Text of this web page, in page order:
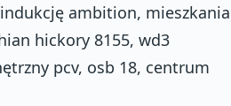
ambition, mieszkania
hickory 8155, wd3
pcv, osb 18, centrum